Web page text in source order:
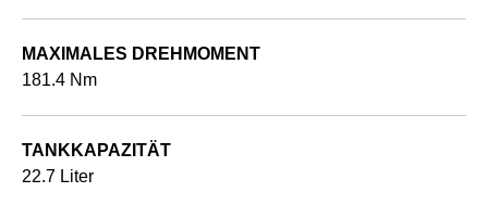
MAXIMALES DREHMOMENT
181.4 Nm
TANKKAPAZITÄT
22.7 Liter